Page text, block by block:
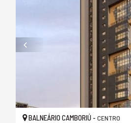
BALNEÁRIO CAMBORIÚ - CENTRO